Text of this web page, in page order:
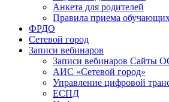
Анкета для родителей
Правила приема
ФРДО
Сетевой город
Записи вебинаров
Записи вебинаров Сайты
АИС «Сетевой город»
Управление цифровой
ЕСПД